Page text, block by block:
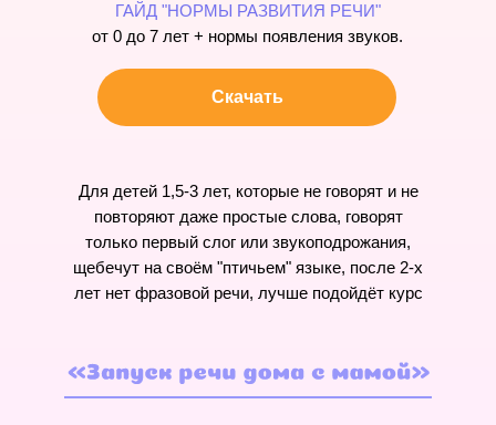
ГАЙД "НОРМЫ РАЗВИТИЯ РЕЧИ"
от 0 до 7 лет + нормы появления звуков.
Для детей 1,5-3 лет, которые не говорят и не
повторяют даже простые слова, говорят
только первый слог или звукоподрожания,
щебечут на своём "птичьем" языке, после 2-х
лет нет фразовой речи, лучше подойдёт курс
Скачать